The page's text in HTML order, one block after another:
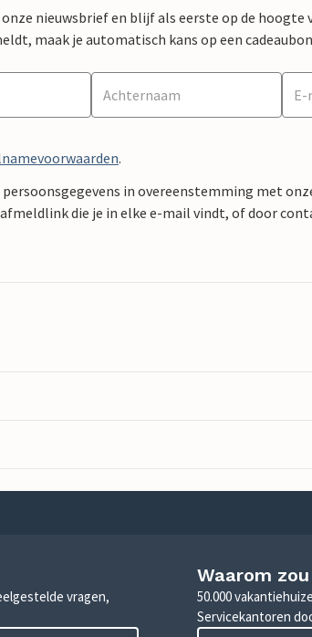
nieuwsbrief en blijf als eerste op de
maak je automatisch kans op een
.
persoonsgegevens in overeenstemming met
die je in elke e-mail vindt, of door
vragen,
Waarom
50.000
Servicekantoren